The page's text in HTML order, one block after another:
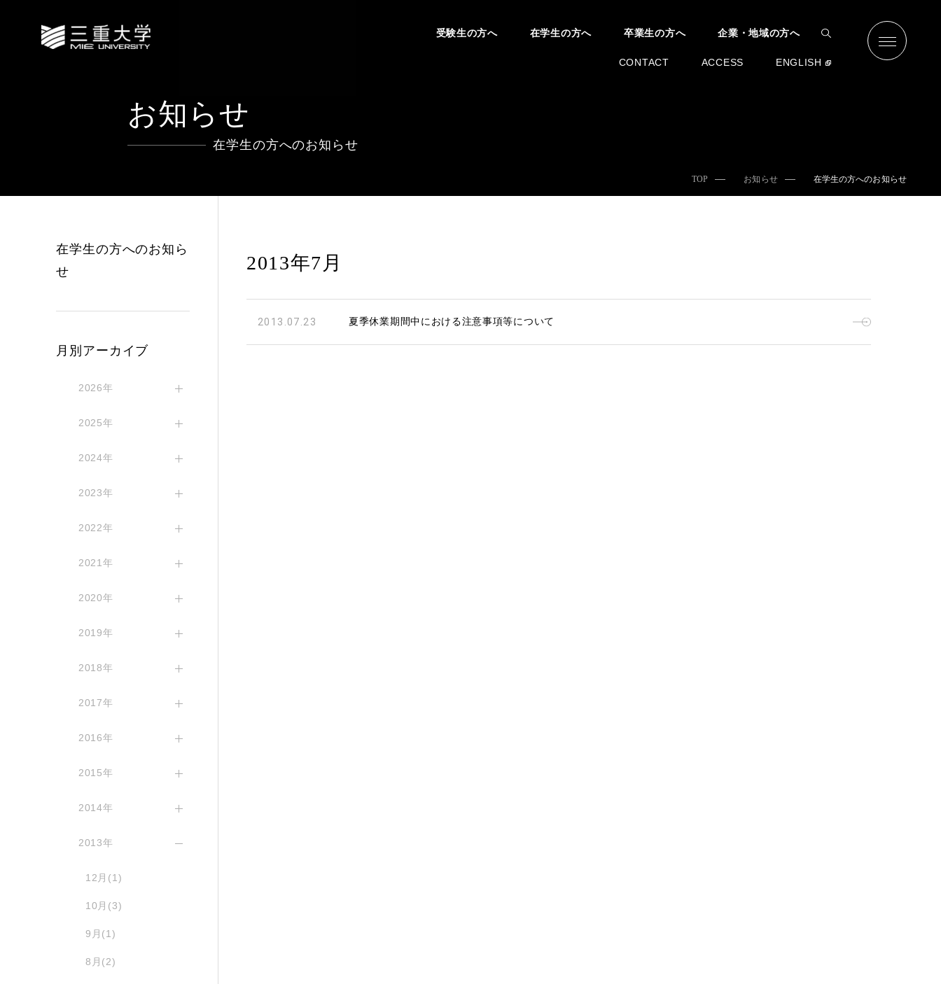
受験生の方へ 在学生の方へ 卒業生の方へ 企業・地域の方へ
CONTACT ACCESS ENGLISH
お知らせ
在学生の方へのお知らせ
TOP お知らせ 在学生の方へのお知らせ
2013年7月
2013.07.23 夏季休業期間中における注意事項等について
在学生の方へのお知ら
せ
月別アーカイブ
2026年
2025年
2024年
2023年
2022年
2021年
2020年
2019年
2018年
2017年
2016年
2015年
2014年
2013年
12月(1)
10月(3)
9月(1)
8月(2)